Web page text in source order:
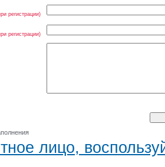
регистрации)
регистрации)
лицо,